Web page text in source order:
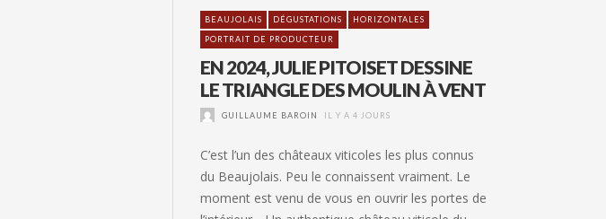
BEAUJOLAIS DÉGUSTATIONS
HORIZONTALES
PORTRAIT DE PRODUCTEUR
EN 2024, JULIE PITOISET DESSINE
LE TRIANGLE DES MOULIN À VENT
GUILLAUME BAROIN IL Y A 4 JOURS
C’est l’un des châteaux viticoles les plus connus
du Beaujolais. Peu le connaissent vraiment. Le
moment est venu de vous en ouvrir les portes de